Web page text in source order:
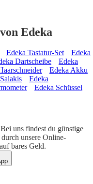
Edeka
Edeka Tastatur-Set
Edeka
Dartscheibe
Edeka
Edeka Akku
Edeka
Edeka Schüssel
uns findest du günstige
unsere Online-
bares Geld.